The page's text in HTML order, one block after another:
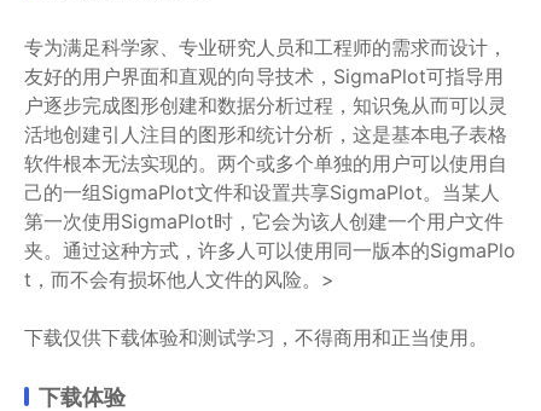
专为满足科学家、专业研究人员和工程师的需求而设计，
友好的用户界面和直观的向导技术，SigmaPlot可指导用
户逐步完成图形创建和数据分析过程，知识兔从而可以灵
活地创建引人注目的图形和统计分析，这是基本电子表格
软件根本无法实现的。两个或多个单独的用户可以使用自
己的一组SigmaPlot文件和设置共享SigmaPlot。当某人
第一次使用SigmaPlot时，它会为该人创建一个用户文件
夹。通过这种方式，许多人可以使用同一版本的SigmaPlo
t，而不会有损坏他人文件的风险。>
下载仅供下载体验和测试学习，不得商用和正当使用。
下载体验